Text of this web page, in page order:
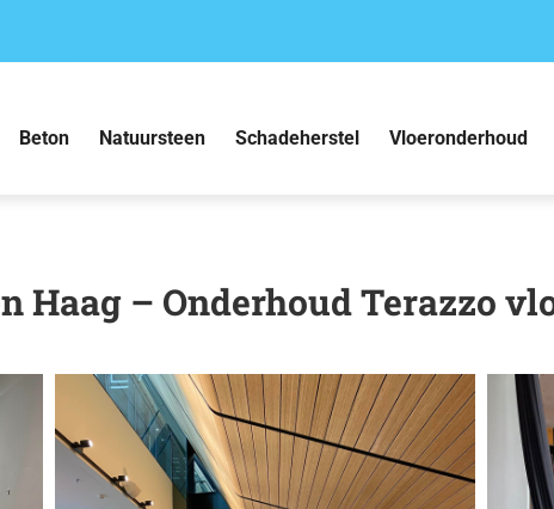
Beton Natuursteen Schadeherstel Vloeronderhoud
Haag – Onderhoud Terazzo